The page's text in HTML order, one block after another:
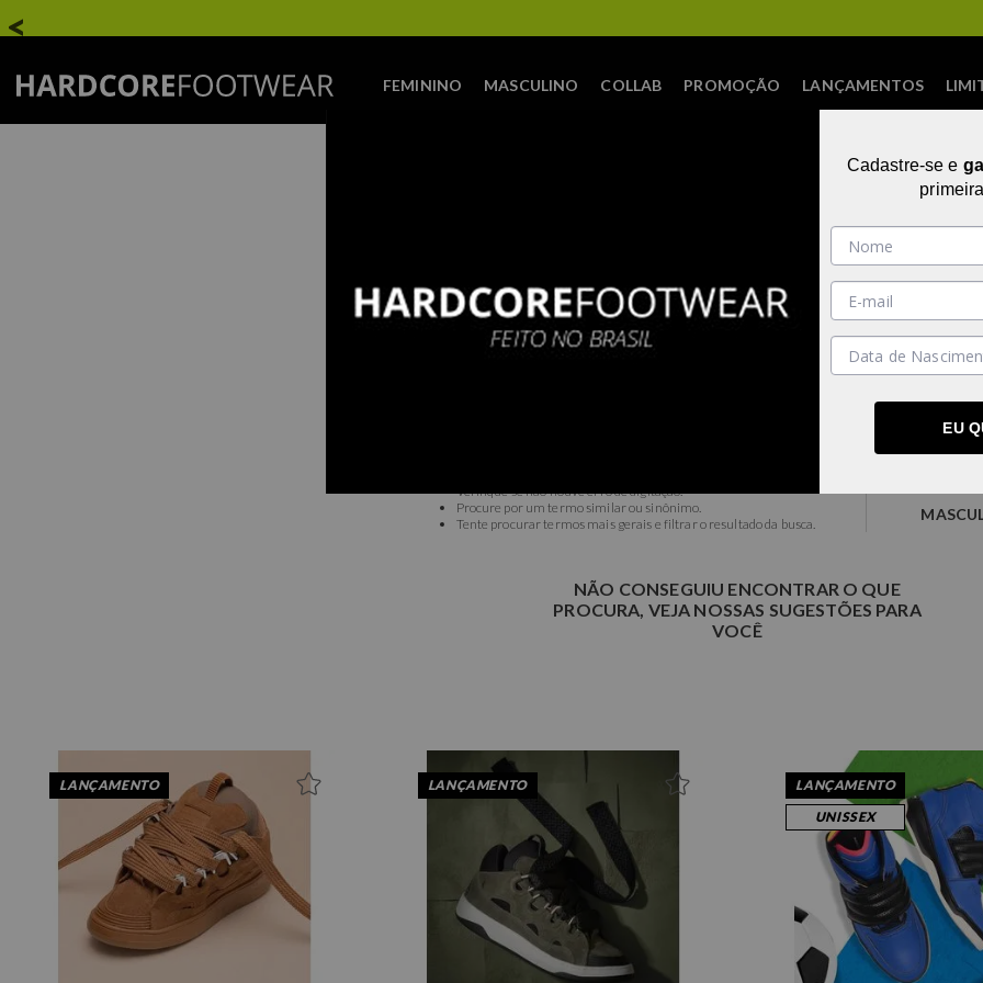
FEMININO MASCULINO COLLAB PROMOÇÃO LANÇAMENTOS
NÃO ENCONTRAMOS NENHUM RESULTADO PARA A
TENTE UMA NOVA BUSCA
Verifique se não houve erro de digitação.
Procure por um termo similar ou sinônimo.
Tente procurar termos mais gerais e filtrar o resultado da busca.
NÃO CONSEGUIU ENCONTRAR O QUE
PROCURA, VEJA NOSSAS SUGESTÕES PARA
VOCÊ
LANÇAMENTO LANÇAMENTO
LANÇAMENTO
UNISSEX
Cadastre-se e
EU